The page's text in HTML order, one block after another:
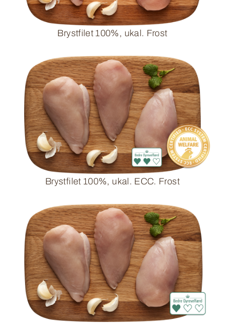
Brystfilet 100%, ukal. Frost
Brystfilet 100%, ukal. ECC. Frost